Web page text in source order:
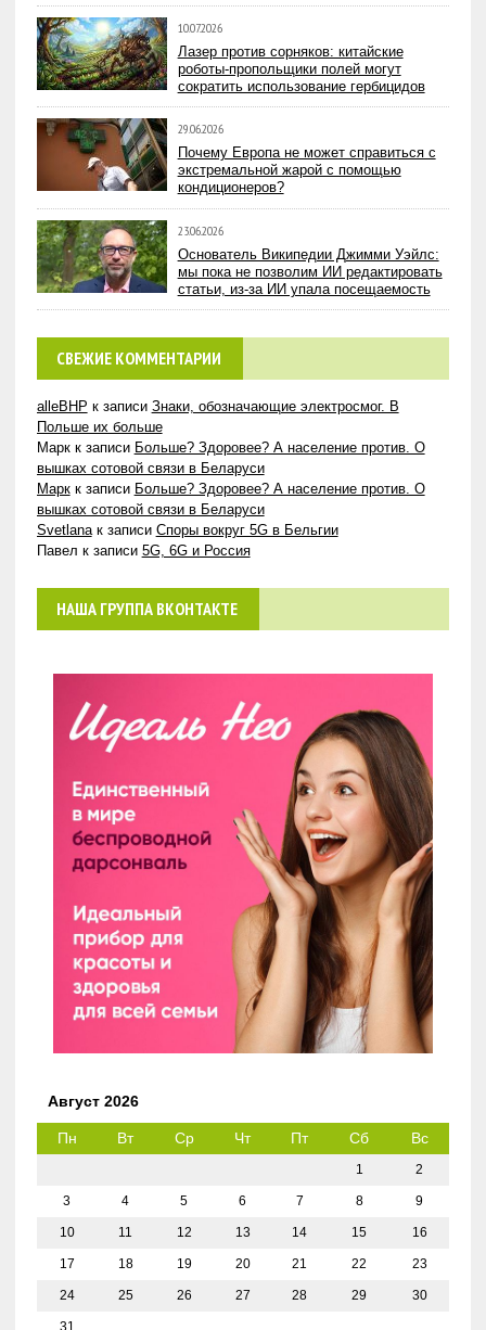
10.07.2026
Лазер против сорняков: китайские
роботы-пропольщики полей могут
сократить использование гербицидов
29.06.2026
Почему Европа не может справиться с
экстремальной жарой с помощью
кондиционеров?
23.06.2026
Основатель Википедии Джимми Уэйлс:
мы пока не позволим ИИ редактировать
статьи, из-за ИИ упала посещаемость
СВЕЖИЕ КОММЕНТАРИИ
alleBHP к записи Знаки, обозначающие электросмог. В
Польше их больше
Маркк записи Больше? Здоровее? А население против. О
вышках сотовой связи в Беларуси
Маркк записи Больше? Здоровее? А население против. О
вышках сотовой связи в Беларуси
Svetlanaк записи Споры вокруг 5G в Бельгии
Павел к записи 5G, 6G и Россия
НАША ГРУППА ВКОНТАКТЕ
Август 2026
Пн Вт Ср Чт Пт Сб Вс
1 2
3 4 5 6 7 8 9
10 11 12 13 14 15 16
17 18 19 20 21 22 23
24 25 26 27 28 29 30